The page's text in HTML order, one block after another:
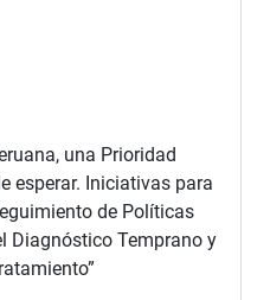
una Prioridad
esperar. Iniciativas para
de Políticas
Diagnóstico Temprano y